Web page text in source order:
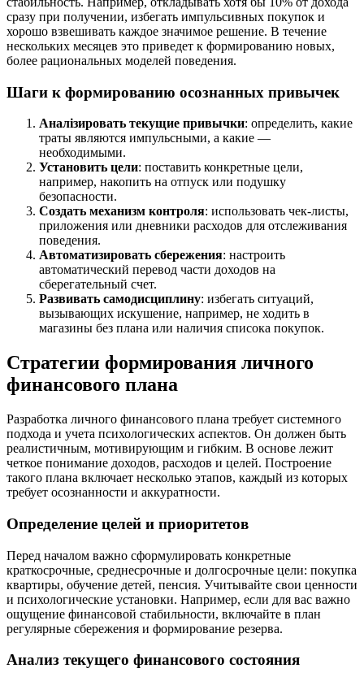
сразу при получении, избегать импульсивных покупок и
хорошо взвешивать каждое значимое решение. В течение
нескольких месяцев это приведет к формированию новых,
более рациональных моделей поведения.
Шаги к формированию осознанных привычек
Аналізировать текущие привычки: определить, какие
траты являются импульсными, а какие —
необходимыми.
Установить цели: поставить конкретные цели,
например, накопить на отпуск или подушку
безопасности.
Создать механизм контроля: использовать чек-листы,
приложения или дневники расходов для отслеживания
поведения.
Автоматизировать сбережения: настроить
автоматический перевод части доходов на
сберегательный счет.
Развивать самодисциплину: избегать ситуаций,
вызывающих искушение, например, не ходить в
магазины без плана или наличия списока покупок.
Стратегии формирования личного
финансового плана
Разработка личного финансового плана требует системного
подхода и учета психологических аспектов. Он должен быть
реалистичным, мотивирующим и гибким. В основе лежит
четкое понимание доходов, расходов и целей. Построение
такого плана включает несколько этапов, каждый из которых
требует осознанности и аккуратности.
Определение целей и приоритетов
Перед началом важно сформулировать конкретные
краткосрочные, среднесрочные и долгосрочные цели: покупка
квартиры, обучение детей, пенсия. Учитывайте свои ценности
и психологические установки. Например, если для вас важно
ощущение финансовой стабильности, включайте в план
регулярные сбережения и формирование резерва.
Анализ текущего финансового состояния